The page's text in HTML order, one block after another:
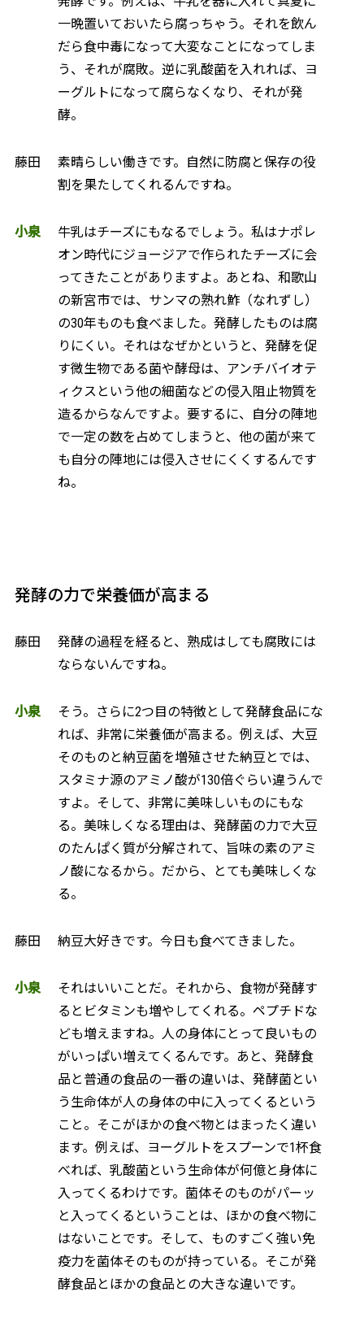
一晩置いておいたら腐っちゃう。それを飲ん
だら食中毒になって大変なことになってしま
う、それが腐敗。逆に乳酸菌を入れれば、ヨ
ーグルトになって腐らなくなり、それが発
酵。
藤田
素晴らしい働きです。自然に防腐と保存の役
割を果たしてくれるんですね。
小泉
牛乳はチーズにもなるでしょう。私はナポレ
オン時代にジョージアで作られたチーズに会
ってきたことがありますよ。あとね、和歌山
の新宮市では、サンマの熟れ鮓（なれずし）
の30年ものも食べました。発酵したものは腐
りにくい。それはなぜかというと、発酵を促
す微生物である菌や酵母は、アンチバイオテ
ィクスという他の細菌などの侵入阻止物質を
造るからなんですよ。要するに、自分の陣地
で一定の数を占めてしまうと、他の菌が来て
も自分の陣地には侵入させにくくするんです
ね。
発酵の力で栄養価が高まる
藤田
発酵の過程を経ると、熟成はしても腐敗には
ならないんですね。
小泉
そう。さらに2つ目の特徴として発酵食品にな
れば、非常に栄養価が高まる。例えば、大豆
そのものと納豆菌を増殖させた納豆とでは、
スタミナ源のアミノ酸が130倍ぐらい違うんで
すよ。そして、非常に美味しいものにもな
る。美味しくなる理由は、発酵菌の力で大豆
のたんぱく質が分解されて、旨味の素のアミ
ノ酸になるから。だから、とても美味しくな
る。
藤田 納豆大好きです。今日も食べてきました。
小泉
それはいいことだ。それから、食物が発酵す
るとビタミンも増やしてくれる。ペプチドな
ども増えますね。人の身体にとって良いもの
がいっぱい増えてくるんです。あと、発酵食
品と普通の食品の一番の違いは、発酵菌とい
う生命体が人の身体の中に入ってくるという
こと。そこがほかの食べ物とはまったく違い
ます。例えば、ヨーグルトをスプーンで1杯食
べれば、乳酸菌という生命体が何億と身体に
入ってくるわけです。菌体そのものがパーッ
と入ってくるということは、ほかの食べ物に
はないことです。そして、ものすごく強い免
疫力を菌体そのものが持っている。そこが発
酵食品とほかの食品との大きな違いです。